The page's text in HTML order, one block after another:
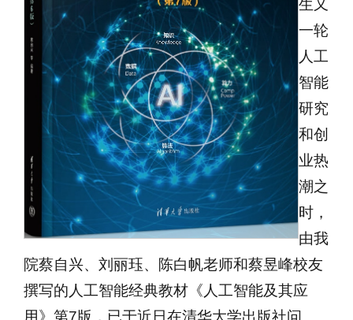
生又
一轮
人工
智能
研究
和创
业热
潮之
时，
由我
院蔡自兴、刘丽珏、陈白帆老师和蔡昱峰校友
撰写的人工智能经典教材《人工智能及其应
用》第7版，已于近日在清华大学出版社问